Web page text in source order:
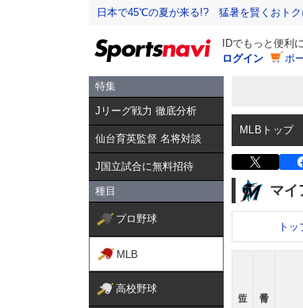
日本で45℃の夏が来る!? 猛暑を賢くおトク
IDでもっと便利に
ログイン
ボ
特集
Jリーグ戦力 徹底分析
仙台育英監督 名将対談
J国立試合に無料招待
種目
プロ野球
MLB
高校野球
MLBトップ
マイ
トッ